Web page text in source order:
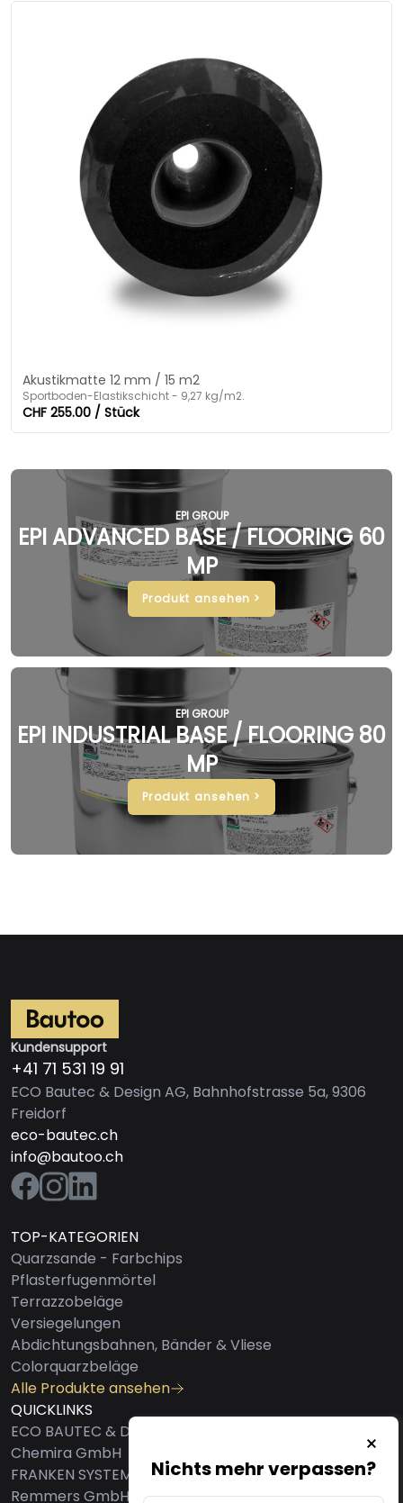
Akustikmatte 12 mm / 15 m2
Sportboden-Elastikschicht - 9,27 kg/m2.
CHF 255.00 / Stück
EPI GROUP
EPI ADVANCED BASE / FLOORING 60
MP
Produkt ansehen >
EPI GROUP
EPI INDUSTRIAL BASE / FLOORING 80
MP
Produkt ansehen >
Kundensupport
+41 71 531 19 91
ECO Bautec & Design AG, Bahnhofstrasse 5a, 9306
Freidorf
eco-bautec.ch
info@bautoo.ch
TOP-KATEGORIEN
Quarzsande - Farbchips
Pflasterfugenmörtel
Terrazzobeläge
Versiegelungen
Abdichtungsbahnen, Bänder & Vliese
Colorquarzbeläge
Alle Produkte ansehen
QUICKLINKS
ECO BAUTEC & DESIGN AG
Chemira GmbH
FRANKEN SYSTEMS GMBH
Remmers GmbH
Nichts mehr verpassen?